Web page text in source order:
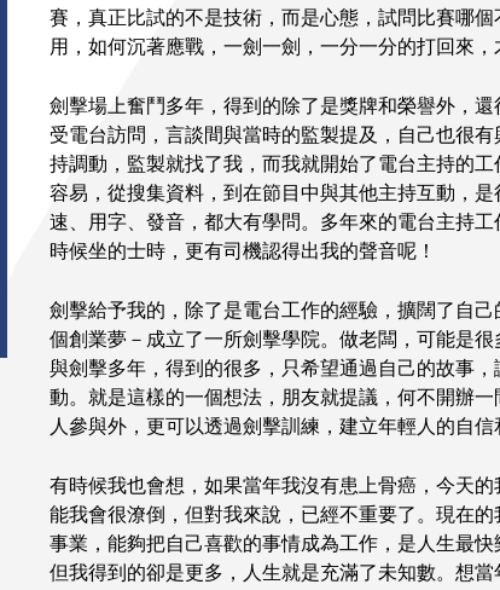
賽，真正比試的不是技術，而是心態，試問比賽哪
用，如何沉著應戰，一劍一劍，一分一分的打回來，
劍擊場上奮鬥多年，得到的除了是獎牌和榮譽外，
受電台訪問，言談間與當時的監製提及，自己也很
持調動，監製就找了我，而我就開始了電台主持的
容易，從搜集資料，到在節目中與其他主持互動，
速、用字、發音，都大有學問。多年來的電台主持
時候坐的士時，更有司機認得出我的聲音呢！
劍擊給予我的，除了是電台工作的經驗，擴闊了自
個創業夢－成立了一所劍擊學院。做老闆，可能是
與劍擊多年，得到的很多，只希望通過自己的故事
動。就是這樣的一個想法，朋友就提議，何不開辦
人參與外，更可以透過劍擊訓練，建立年輕人的自信
有時候我也會想，如果當年我沒有患上骨癌，今天
能我會很潦倒，但對我來說，已經不重要了。現在
事業，能夠把自己喜歡的事情成為工作，是人生最
但我得到的卻是更多，人生就是充滿了未知數。想